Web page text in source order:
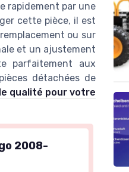
rapidement par une
cette pièce, il est
ou sur
et un ajustement
parfaitement aux
détachées de
qualité pour votre
2008-